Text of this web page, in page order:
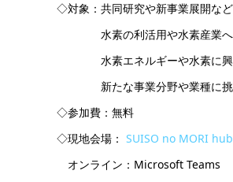
◇対象：共同研究や新事業展開な
水素の利活用や水素産業への
水素エネルギーや水素に興
新たな事業分野や業種に挑
◇参加費：無料
◇現地会場： SUISO no MORI hub
オンライン：Microsoft Teams